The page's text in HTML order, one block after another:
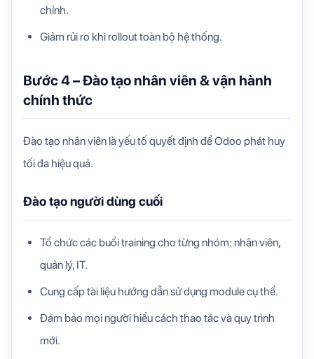
chỉnh.
Giảm rủi ro khi rollout toàn bộ hệ thống.
Bước 4 – Đào tạo nhân viên & vận hành
chính thức
Đào tạo nhân viên là yếu tố quyết định để Odoo phát huy
tối đa hiệu quả.
Đào tạo người dùng cuối
Tổ chức các buổi training cho từng nhóm: nhân viên,
quản lý, IT.
Cung cấp tài liệu hướng dẫn sử dụng module cụ thể.
Đảm bảo mọi người hiểu cách thao tác và quy trình
mới.